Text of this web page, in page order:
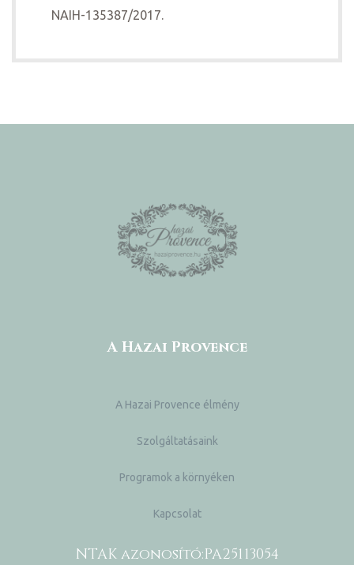
NAIH-135387/2017.
A Hazai Provence
A Hazai Provence élmény
Szolgáltatásaink
Programok a környéken
Kapcsolat
NTAK azonosító:PA25113054